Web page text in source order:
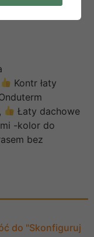
Kontr łaty
Łaty dachowe
-kolor do
bez
do "Skonfiguruj